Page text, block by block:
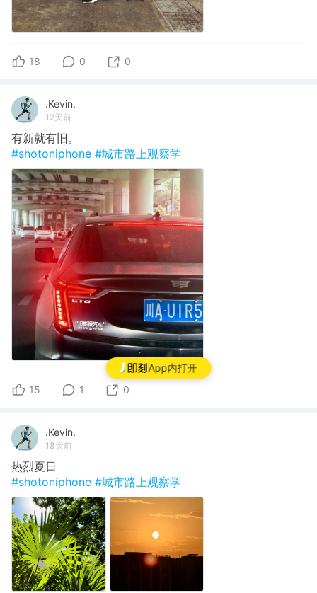
App内打开
18 0 0
.Kevin.
12天前
有新就有旧。
#shotoniphone #城市路上观察学
15 1 0
.Kevin.
18天前
热烈夏日
#shotoniphone #城市路上观察学